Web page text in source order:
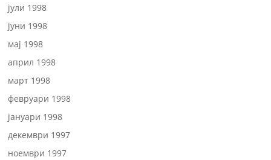
јули 1998
јуни 1998
мај 1998
април 1998
март 1998
февруари 1998
јануари 1998
декември 1997
ноември 1997